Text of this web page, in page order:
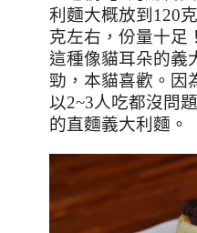
利麵大概放到 120
克左右，份量十足
這種像貓耳朵的義
勁，本貓喜歡。因
以2~3人吃都沒問
的直麵義大利麵。